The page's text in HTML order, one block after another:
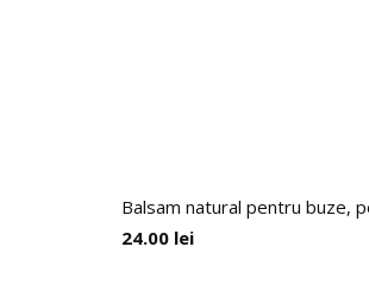
Balsam natural pentru buze,
24.00 lei